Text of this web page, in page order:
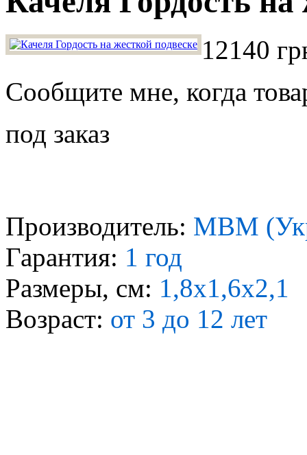
12140
Сообщите мне, когда
под заказ
Производитель: МВМ
Гарантия: 1 год
Размеры, см: 1,8х1,6х2,1
Возраст: от 3 до 12 лет